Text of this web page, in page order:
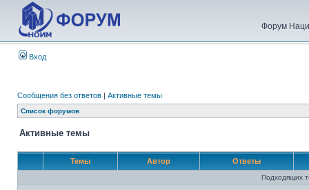
Форум
Вход
Сообщения без ответов | Активные темы
Список форумов
Активные темы
Темы Автор Ответы
Подходящих